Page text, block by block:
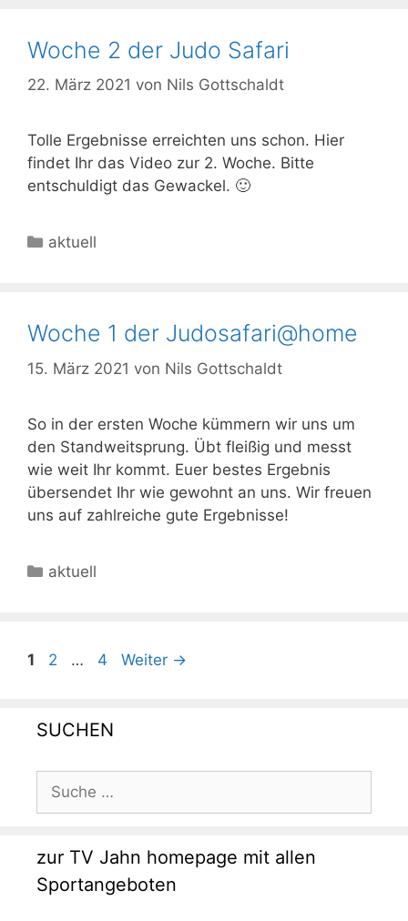
Woche 2 der Judo Safari
22. März 2021 von Nils Gottschaldt
Tolle Ergebnisse erreichten uns schon. Hier
findet Ihr das Video zur 2. Woche. Bitte
entschuldigt das Gewackel. 🙂
Kategorien
aktuell
Woche 1 der Judosafari@home
15. März 2021 von Nils Gottschaldt
So in der ersten Woche kümmern wir uns um
den Standweitsprung. Übt fleißig und messt
wie weit Ihr kommt. Euer bestes Ergebnis
übersendet Ihr wie gewohnt an uns. Wir freuen
uns auf zahlreiche gute Ergebnisse!
Kategorien
aktuell
Seite
1 Seite
2 … Seite
4 Weiter →
SUCHEN
nach:
zur TV Jahn homepage mit allen
Sportangeboten